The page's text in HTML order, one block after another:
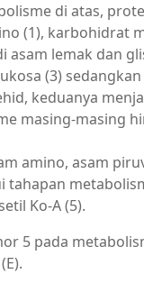
di atas,
(1), karbohidrat
asam lemak dan
(3)
keduanya
masing-masing
amino, asam
tahapan
Ko-A (5).
5 pada